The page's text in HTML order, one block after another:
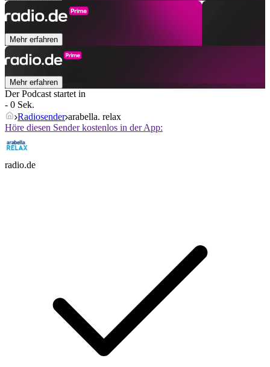
Mehr erfahren
Mehr erfahren
Der Podcast startet in
- 0 Sek.
Radiosender arabella. relax
Höre diesen Sender kostenlos in der App:
radio.de